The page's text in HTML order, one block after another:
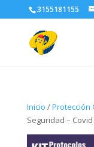
3155181155
Inicio /Protección
Seguridad – Covid